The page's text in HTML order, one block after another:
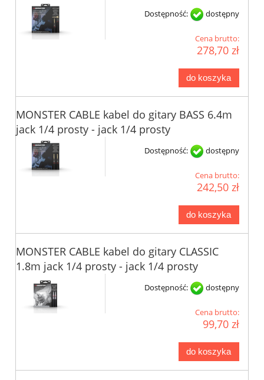
Dostępność: dostępny
Cena brutto:
278,70 zł
do koszyka
MONSTER CABLE kabel do gitary BASS 6.4m
jack 1/4 prosty - jack 1/4 prosty
Dostępność: dostępny
Cena brutto:
242,50 zł
do koszyka
MONSTER CABLE kabel do gitary CLASSIC
1.8m jack 1/4 prosty - jack 1/4 prosty
Dostępność: dostępny
Cena brutto:
99,70 zł
do koszyka